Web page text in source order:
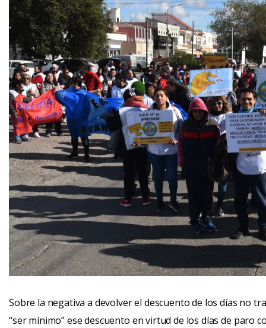
Sobre la negativa a devolver el descuento de los días no
“ser mínimo” ese descuento en virtud de los días de paro